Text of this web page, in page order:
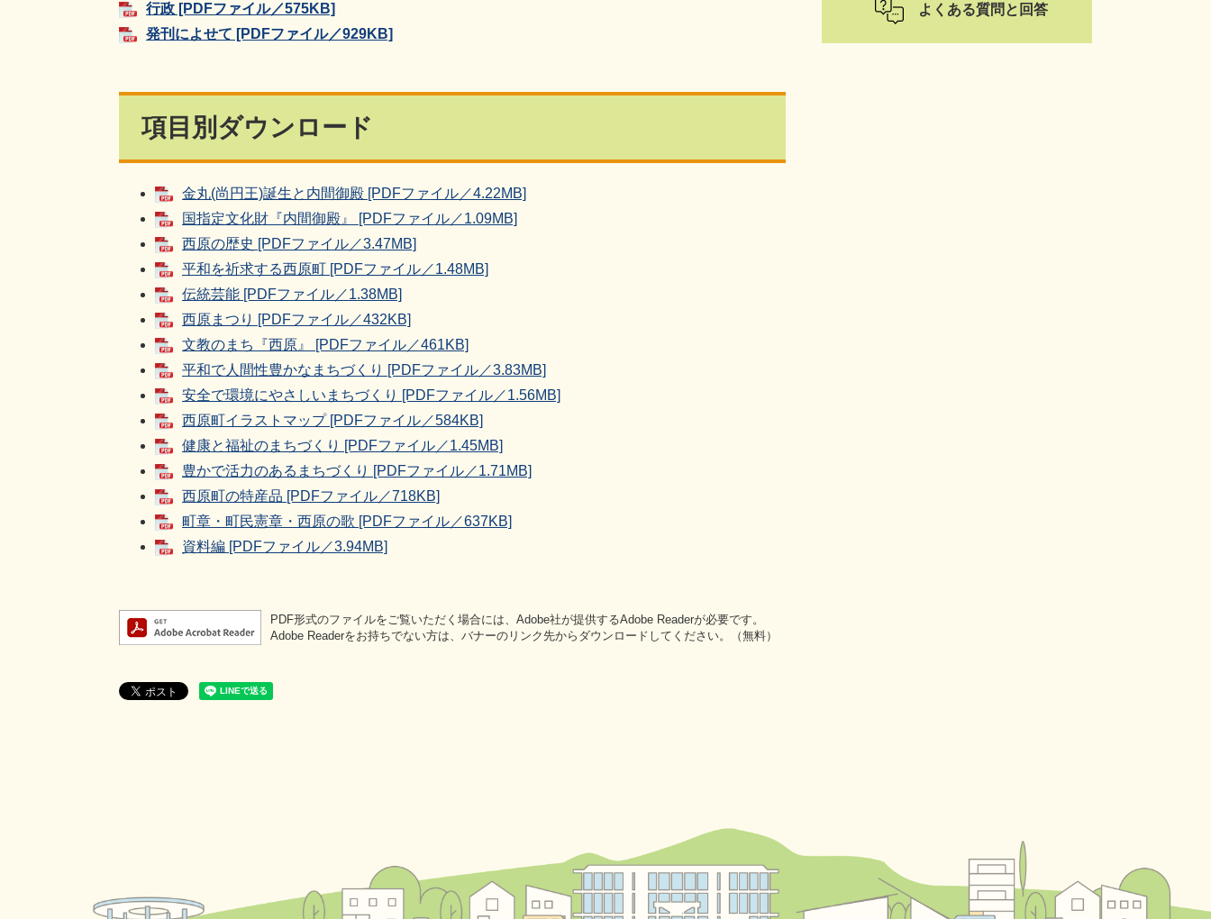
行政 [PDFファイル／575KB]
発刊によせて [PDFファイル／929KB]
項目別ダウンロード
金丸(尚円王)誕生と内間御殿 [PDFファイル／4.22MB]
国指定文化財『内間御殿』 [PDFファイル／1.09MB]
西原の歴史 [PDFファイル／3.47MB]
平和を祈求する西原町 [PDFファイル／1.48MB]
伝統芸能 [PDFファイル／1.38MB]
西原まつり [PDFファイル／432KB]
文教のまち『西原』 [PDFファイル／461KB]
平和で人間性豊かなまちづくり [PDFファイル／3.83MB]
安全で環境にやさしいまちづくり [PDFファイル／1.56MB]
西原町イラストマップ [PDFファイル／584KB]
健康と福祉のまちづくり [PDFファイル／1.45MB]
豊かで活力のあるまちづくり [PDFファイル／1.71MB]
西原町の特産品 [PDFファイル／718KB]
町章・町民憲章・西原の歌 [PDFファイル／637KB]
資料編 [PDFファイル／3.94MB]
PDF形式のファイルをご覧いただく場合には、Adobe社が提供するAdobe Readerが必要です。
Adobe Readerをお持ちでない方は、バナーのリンク先からダウンロードしてください。（無料）
よくある質問と回答